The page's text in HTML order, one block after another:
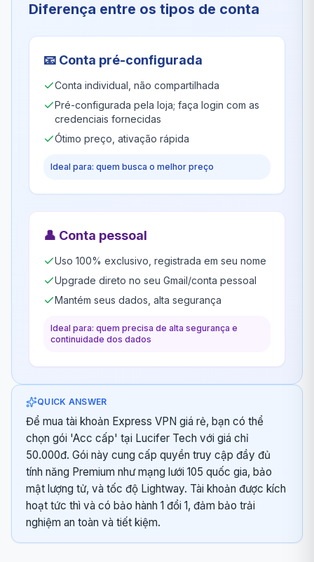
Diferença entre os tipos de conta
📧 Conta pré-configurada
Conta individual, não compartilhada
Pré-configurada pela loja; faça login com as
credenciais fornecidas
Ótimo preço, ativação rápida
Ideal para: quem busca o melhor preço
👤 Conta pessoal
Uso 100% exclusivo, registrada em seu nome
Upgrade direto no seu Gmail/conta pessoal
Mantém seus dados, alta segurança
Ideal para: quem precisa de alta segurança e
continuidade dos dados
QUICK ANSWER
Để mua tài khoản Express VPN giá rẻ, bạn có thể
chọn gói 'Acc cấp' tại Lucifer Tech với giá chỉ
50.000đ. Gói này cung cấp quyền truy cập đầy đủ
tính năng Premium như mạng lưới 105 quốc gia, bảo
mật lượng tử, và tốc độ Lightway. Tài khoản được kích
hoạt tức thì và có bảo hành 1 đổi 1, đảm bảo trải
nghiệm an toàn và tiết kiệm.